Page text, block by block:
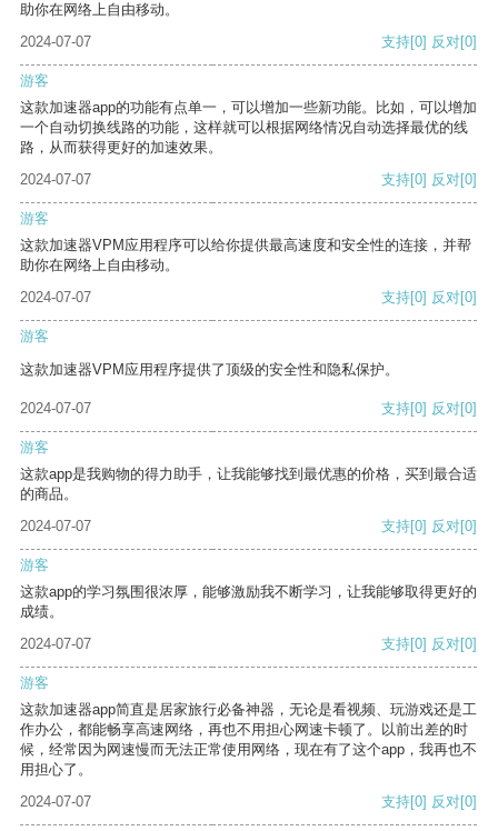
助你在网络上自由移动。
2024-07-07
支持[0] 反对[0]
游客
这款加速器app的功能有点单一，可以增加一些新功能。比如，可以增加
一个自动切换线路的功能，这样就可以根据网络情况自动选择最优的线
路，从而获得更好的加速效果。
2024-07-07
支持[0] 反对[0]
游客
这款加速器VPM应用程序可以给你提供最高速度和安全性的连接，并帮
助你在网络上自由移动。
2024-07-07
支持[0] 反对[0]
游客
这款加速器VPM应用程序提供了顶级的安全性和隐私保护。
2024-07-07 支持[0] 反对[0]
游客
这款app是我购物的得力助手，让我能够找到最优惠的价格，买到最合适
的商品。
2024-07-07
支持[0] 反对[0]
游客
这款app的学习氛围很浓厚，能够激励我不断学习，让我能够取得更好的
成绩。
2024-07-07
支持[0] 反对[0]
游客
这款加速器app简直是居家旅行必备神器，无论是看视频、玩游戏还是工
作办公，都能畅享高速网络，再也不用担心网速卡顿了。以前出差的时
候，经常因为网速慢而无法正常使用网络，现在有了这个app，我再也不
用担心了。
2024-07-07
支持[0] 反对[0]